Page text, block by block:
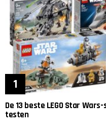
De 13 beste LEGO Star
testen